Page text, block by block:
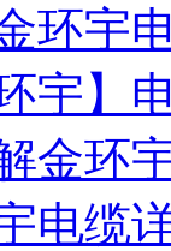
环宇
环宇】
金环
电缆